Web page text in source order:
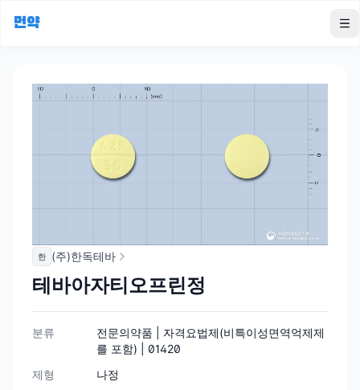
먼약
한 (주)한독테바
테바아자티오프린정
분류
전문의약품 | 자격요법제(비특이성면역억제제
를 포함) | 01420
제형
나정